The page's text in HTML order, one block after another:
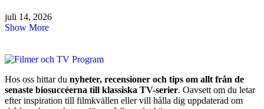
juli 14, 2026
Show More
Hos oss hittar du nyheter, recensioner och tips om allt från de
senaste biosuccéerna till klassiska TV-serier. Oavsett om du letar
efter inspiration till filmkvällen eller vill hålla dig uppdaterad om